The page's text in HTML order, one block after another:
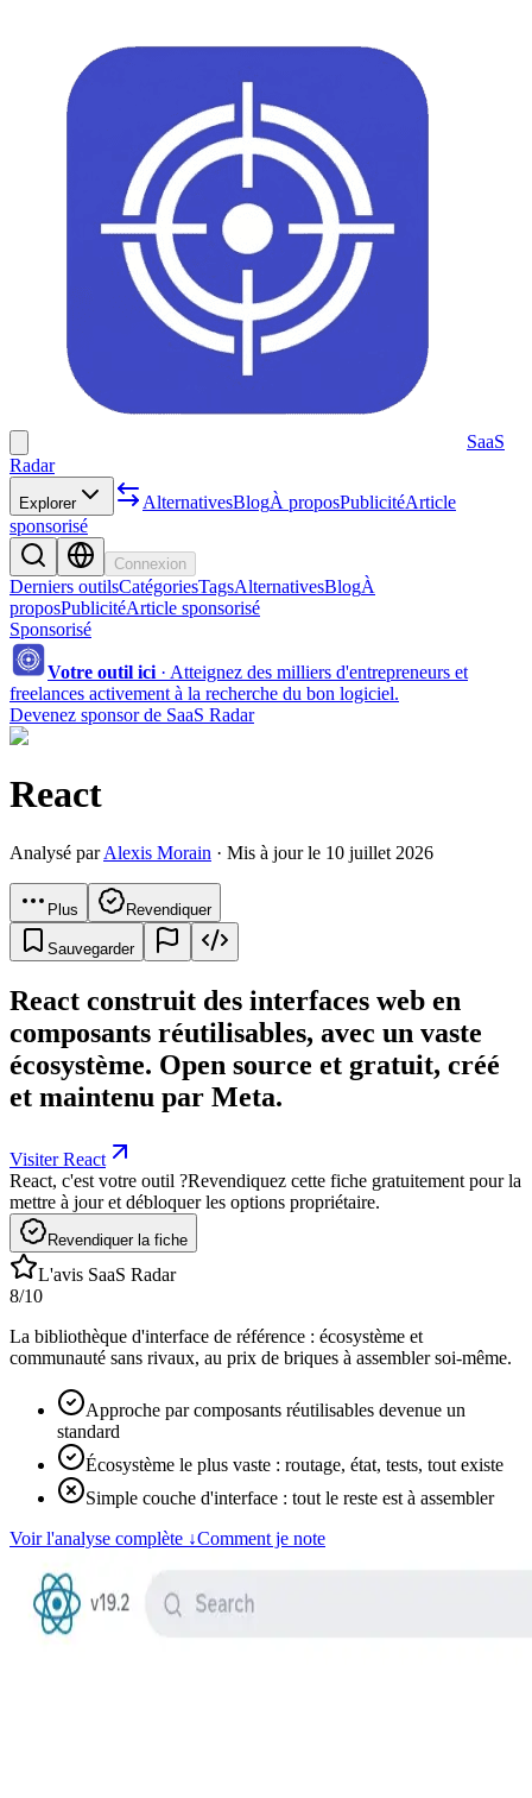
SaaS
Radar
Explorer AlternativesBlogÀ proposPublicitéArticle
sponsorisé
Connexion
Derniers outilsCatégoriesTagsAlternativesBlogÀ
proposPublicitéArticle sponsorisé
Sponsorisé
Votre outil ici · Atteignez des milliers d'entrepreneurs et
freelances activement à la recherche du bon logiciel.
Devenez sponsor de SaaS Radar
React
Analysé parAlexis Morain · Mis à jour le 10 juillet 2026
Plus Revendiquer
Sauvegarder
React construit des interfaces web en
composants réutilisables, avec un vaste
écosystème. Open source et gratuit, créé
et maintenu par Meta.
Visiter React
React, c'est votre outil ?Revendiquez cette fiche gratuitement pour la
mettre à jour et débloquer les options propriétaire.
Revendiquer la fiche
L'avis SaaS Radar
8/10
La bibliothèque d'interface de référence : écosystème et
communauté sans rivaux, au prix de briques à assembler soi-même.
Approche par composants réutilisables devenue un
standard
Écosystème le plus vaste : routage, état, tests, tout existe
Simple couche d'interface : tout le reste est à assembler
Voir l'analyse complète ↓Comment je note